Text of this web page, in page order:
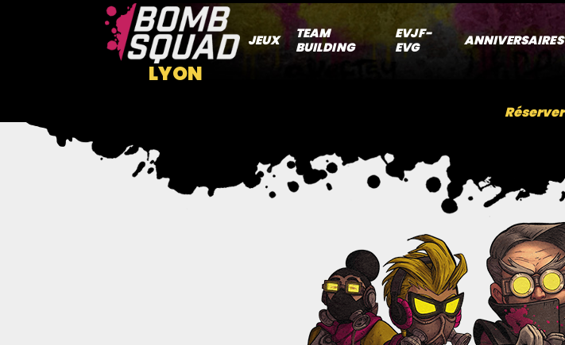
LYON
JEUX
TEAM
BUILDING
EVJF-
EVG
ANNIVERSAIRES
Réserver